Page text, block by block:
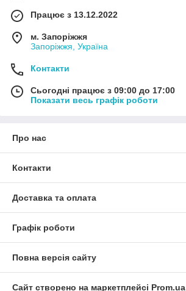
Працює з 13.12.2022
м. Запоріжжя
Запоріжжя, Україна
Контакти
Сьогодні працює з 09:00 до 17:00
Показати весь графік роботи
Про нас
Контакти
Доставка та оплата
Графік роботи
Повна версія сайту
Сайт створено на маркетплейсі Prom.ua